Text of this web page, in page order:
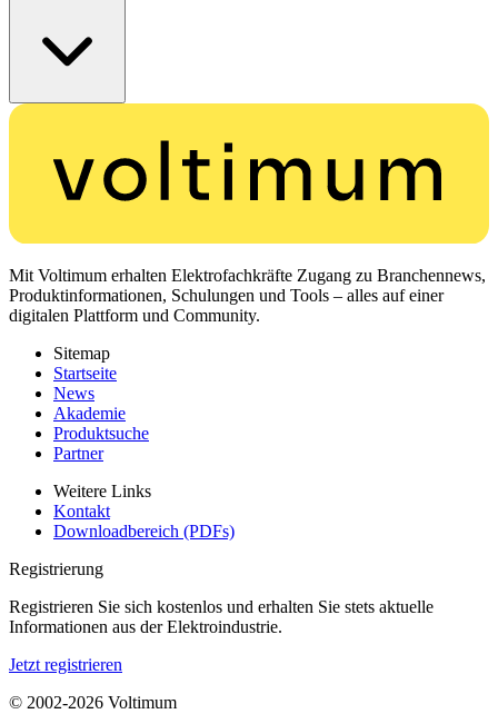
Mit Voltimum erhalten Elektrofachkräfte Zugang zu Branchennews,
Produktinformationen, Schulungen und Tools – alles auf einer
digitalen Plattform und Community.
Sitemap
Startseite
News
Akademie
Produktsuche
Partner
Weitere Links
Kontakt
Downloadbereich (PDFs)
Registrierung
Registrieren Sie sich kostenlos und erhalten Sie stets aktuelle
Informationen aus der Elektroindustrie.
Jetzt registrieren
© 2002-2026 Voltimum